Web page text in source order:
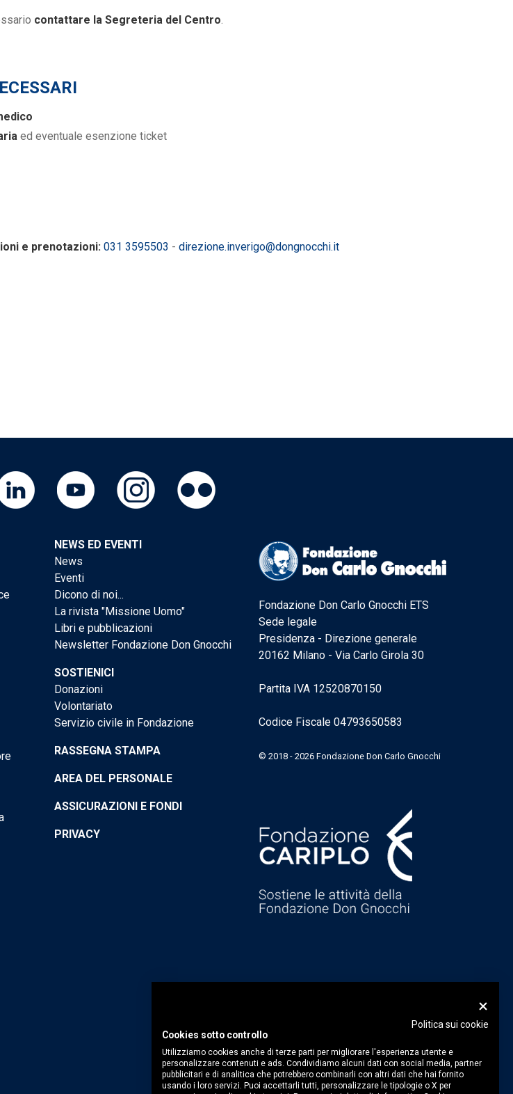
contattare la Segreteria del Centro.
ed eventuale esenzione ticket
e prenotazioni: 031 3595503 - direzione.inverigo@dongnocchi.it
NEWS ED EVENTI
News
Eventi
Dicono di noi...
La rivista "Missione Uomo"
Libri e pubblicazioni
Newsletter Fondazione Don Gnocchi
SOSTIENICI
Donazioni
Volontariato
Servizio civile in Fondazione
RASSEGNA STAMPA
AREA DEL PERSONALE
ASSICURAZIONI E FONDI
PRIVACY
Fondazione Don Carlo Gnocchi ETS
Sede legale
Presidenza - Direzione generale
20162 Milano - Via Carlo Girola 30
Partita IVA 12520870150
Codice Fiscale 04793650583
© 2018 - 2026 Fondazione Don Carlo Gnocchi
Politica sui cookie
Cookies sotto controllo
Utilizziamo cookies anche di terze parti per migliorare l'esperienza utente e
personalizzare contenuti e ads. Condividiamo alcuni dati con social media, partner
pubblicitari e di analitica che potrebbero combinarli con altri dati che hai fornito
usando i loro servizi. Puoi accettarli tutti, personalizzare le tipologie o X per